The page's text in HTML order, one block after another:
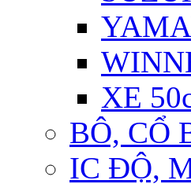
XE
BÔ, CỔ
IC ĐỘ,